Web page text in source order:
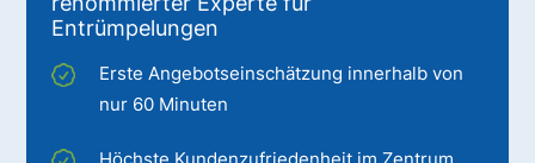
Entrümpelungen
Erste Angebotseinschätzung innerhalb von
nur 60 Minuten